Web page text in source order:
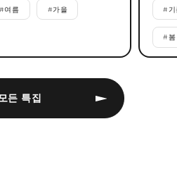
든 특집
#여름 #가을 #
#봄